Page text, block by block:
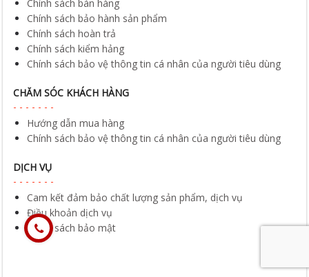
Chính sách kiểm hảng
Chính sách bảo vệ thông tin cá nhân của người tiêu dùng
CHĂM SÓC KHÁCH HÀNG
Chính sách bảo vệ thông tin cá nhân của người tiêu dùng
DỊCH VỤ
Điều khoản dịch vụ
Chính sách bảo mật